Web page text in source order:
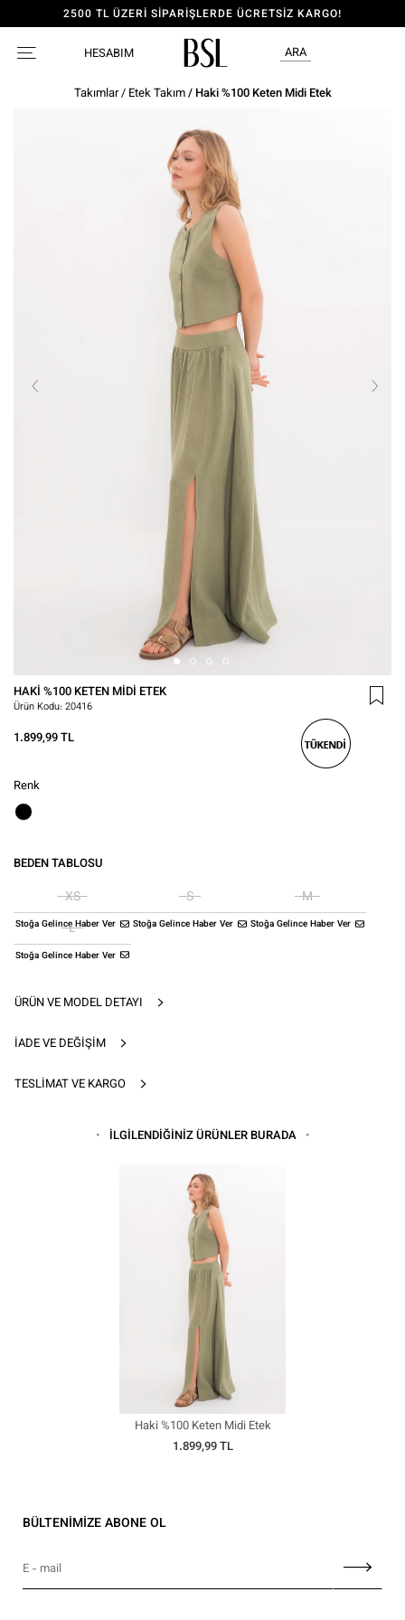
2500 TL ÜZERİ SİPARİŞLERDE ÜCRETSİZ KARGO!
HESABIM ARA
ÜRÜN VE MODEL DETAYI
İADE VE DEĞIŞIM
TESLIMAT VE KARGO
Takımlar/ Etek Takım/ Haki %100 Keten Midi Etek
HAKI %100 KETEN MIDI ETEK
Ürün Kodu: 20416
1.899,99 TL
Renk
BEDEN TABLOSU
Stoğa Gelince Haber Ver
XS
Stoğa Gelince Haber Ver
S
Stoğa Gelince Haber Ver
M
Stoğa Gelince Haber Ver
L
İLGİLENDİĞİNİZ ÜRÜNLER BURADA
Haki %100 Keten Midi Etek
1.899,99 TL
BÜLTENİMİZE ABONE OL